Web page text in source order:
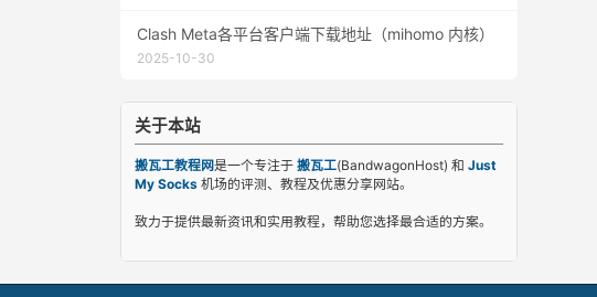
Clash Meta各平台客户端下载地址（mihomo 内核）
2025-10-30
关于本站
搬瓦工教程网是一个专注于 搬瓦工(BandwagonHost) 和 Just
My Socks 机场的评测、教程及优惠分享网站。
致力于提供最新资讯和实用教程，帮助您选择最合适的方案。